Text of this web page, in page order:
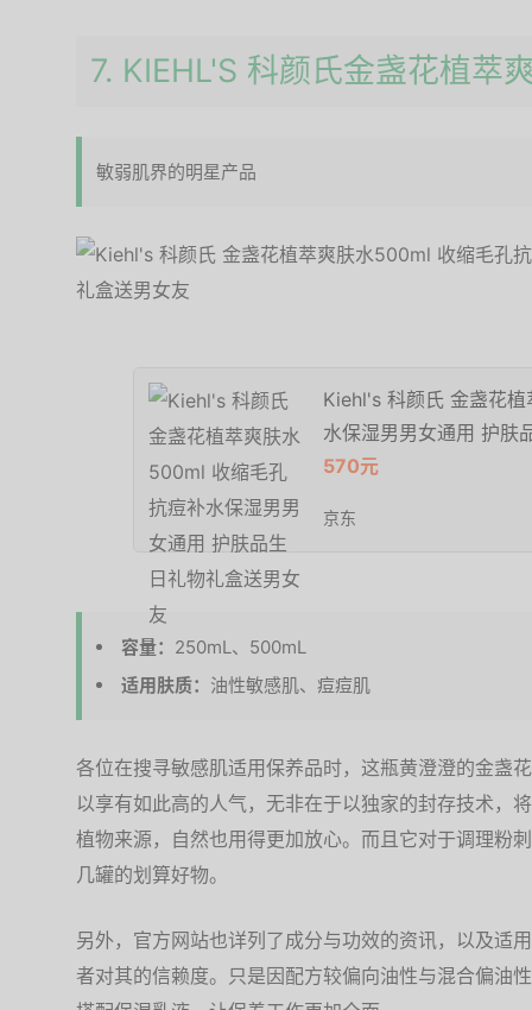
7. KIEHL'S 科颜氏金盏花植萃
敏弱肌界的明星产品
Kiehl's 科颜氏 金盏花
水保湿男男女通用 护肤
570元
京东
容量： 250mL、500mL
适用肤质： 油性敏感肌、痘痘肌
各位在搜寻敏感肌适用保养品时，这瓶黄澄澄的金盏
以享有如此高的人气，无非在于以独家的封存技术，
植物来源，自然也用得更加放心。而且它对于调理粉
几罐的划算好物。
另外，官方网站也详列了成分与功效的资讯，以及适
者对其的信赖度。只是因配方较偏向油性与混合偏油